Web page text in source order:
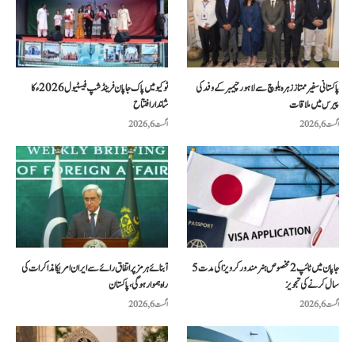
ٹوکیو میں پاک جاپان فرینڈشپ فیسٹیول 2026ء کا
شاندار افتتاح
اگست 6, 2026
پاکستانی سفیر ممتاز زہرہ بلوچ سے لاہور چیمبر کے وفد کی
پیرس میں ملاقات
اگست 6, 2026
آبنائے ہرمز پر اتفاق رائے سے ایران امریکا مذاکرات کی
راہ ہموار ہوگی، پاکستان
اگست 6, 2026
جاپان میں ٹائپ 2 مخصوص ہنر مند ورکر ویزا کی مدت 5
سال کرنے کی تجویز
اگست 6, 2026